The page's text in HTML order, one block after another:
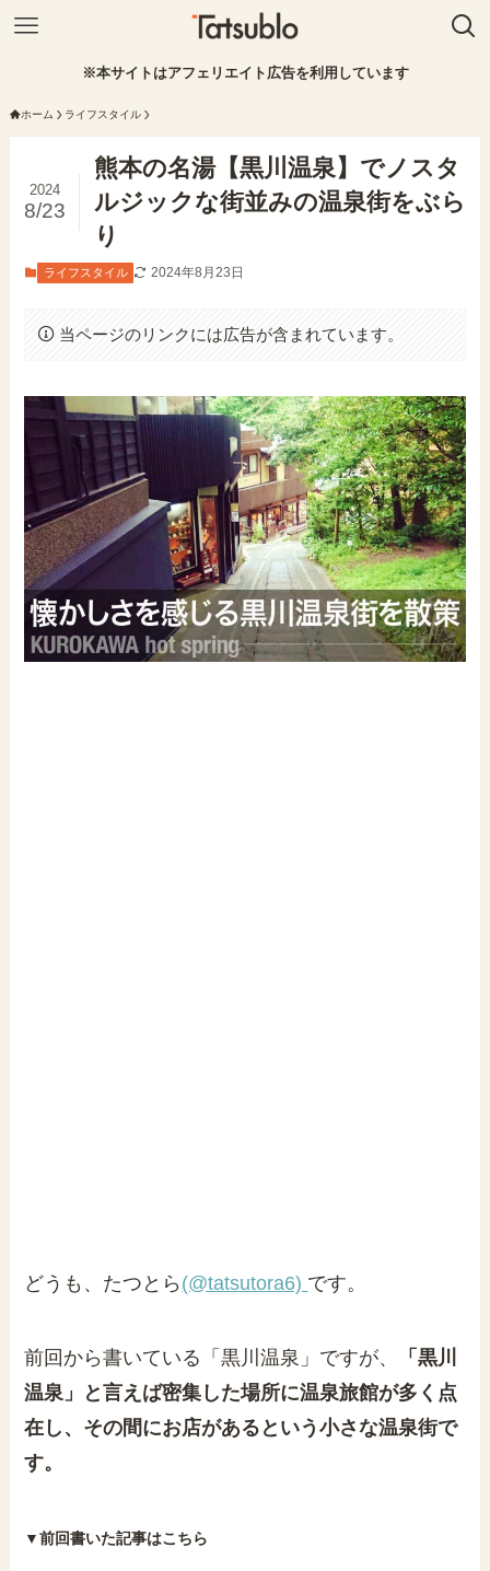
※本サイトはアフェリエイト広告を利用しています
ホーム ライフスタイル
熊本の名湯【黒川温泉】でノスタ
ルジックな街並みの温泉街をぶら
り
2024
8/23
ライフスタイル 2024年8月23日
当ページのリンクには広告が含まれています。
どうも、たつとら (@tatsutora6) です。
前回から書いている「黒川温泉」ですが、
「黒川
温泉」と言えば密集した場所に温泉旅館が多く点
在し、その間にお店があるという小さな温泉街で
す。
▼前回書いた記事はこちら